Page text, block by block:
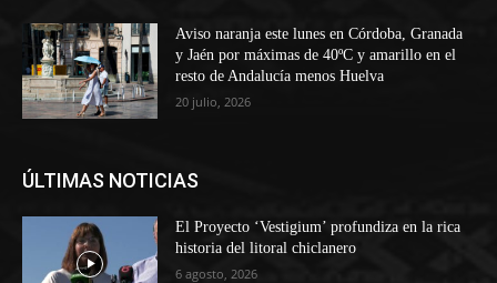
Aviso naranja este lunes en Córdoba, Granada
y Jaén por máximas de 40ºC y amarillo en el
resto de Andalucía menos Huelva
20 julio, 2026
ÚLTIMAS NOTICIAS
El Proyecto ‘Vestigium’ profundiza en la rica
historia del litoral chiclanero
6 agosto, 2026